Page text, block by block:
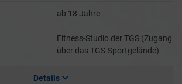
ab 18 Jahre
Fitness-Studio der TGS (Zugang
über das TGS-Sportgelände)
Details